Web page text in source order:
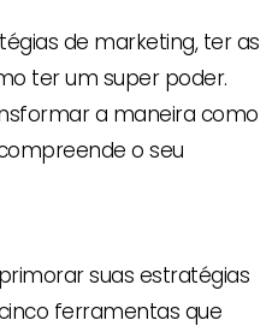
de marketing, ter as
ter um super poder.
a maneira como
o seu
suas estratégias
ferramentas que